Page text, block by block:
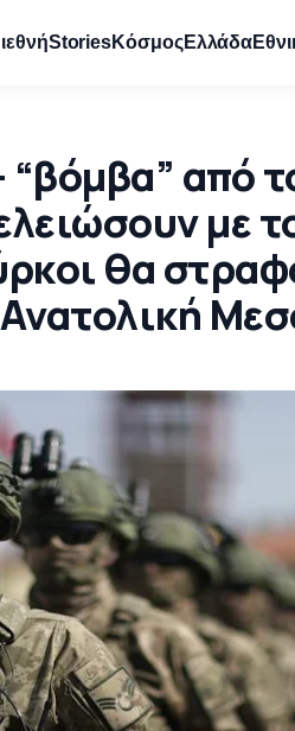
StoriesΚόσμοςΕλλάδα
από
με
θα